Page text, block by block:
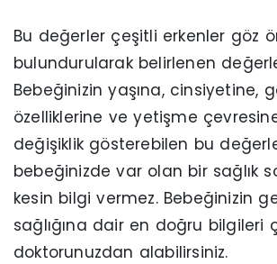
Bu değerler çeşitli erkenler göz
bulundurularak belirlenen
Bebeğinizin yaşına, cinsiyetine,
özelliklerine ve yetişme
değişiklik gösterebilen bu
bebeğinizde var olan bir sağlık
kesin bilgi vermez. Bebeğinizin
sağlığına dair en doğru bilgileri
doktorunuzdan alabilirsiniz.